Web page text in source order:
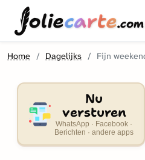
oliecarte.com
Home Dagelijks Fijn
Nu
versturen
WhatsApp · Facebook ·
Berichten · andere apps